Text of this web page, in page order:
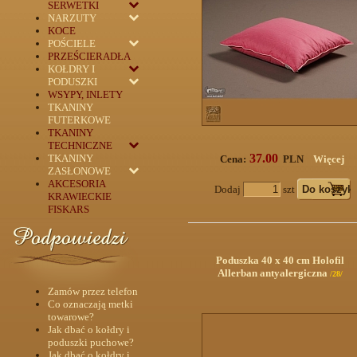
SERWETKI
NARZUTY
KOCE
POŚCIELE
PRZEŚCIERADŁA
KOŁDRY I
PODUSZKI
WSYPY, INLETY
TKANINY
FUTERKOWE
TKANINY
TECHNICZNE
TKANINY
ZASŁONOWE
AKCESORIA
KRAWIECKIE
FISKARS
Zamów przez telefon
Co oznaczają metki
towarowe?
Jak dbać o kołdry i
poduszki puchowe?
Cena: 37.00 PLN Więcej
Dodaj szt
Poduszka 40 x 40 cm Holofil
Allerban antyalergiczna /28/